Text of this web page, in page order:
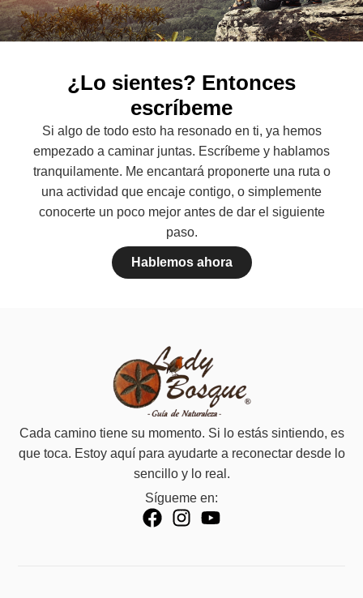
¿Lo sientes? Entonces
escríbeme
Si algo de todo esto ha resonado en ti, ya hemos
empezado a caminar juntas. Escríbeme y hablamos
tranquilamente. Me encantará proponerte una ruta o
una actividad que encaje contigo, o simplemente
conocerte un poco mejor antes de dar el siguiente
paso.
Hablemos ahora
Cada camino tiene su momento. Si lo estás sintiendo, es
que toca. Estoy aquí para ayudarte a reconectar desde lo
sencillo y lo real.
Sígueme en: